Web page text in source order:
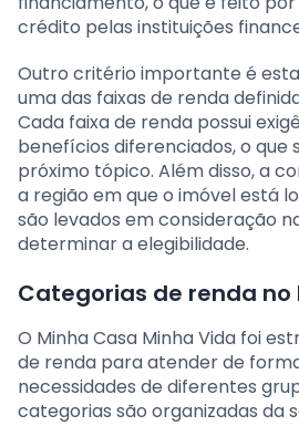
crédito pelas instituições
Outro critério importante é
uma das faixas de renda
Cada faixa de renda possui
benefícios diferenciados, o que
próximo tópico. Além disso, a
a região em que o imóvel está
são levados em consideração
determinar a elegibilidade.
Categorias de renda no
O Minha Casa Minha Vida foi
de renda para atender de
necessidades de diferentes
categorias são organizadas da